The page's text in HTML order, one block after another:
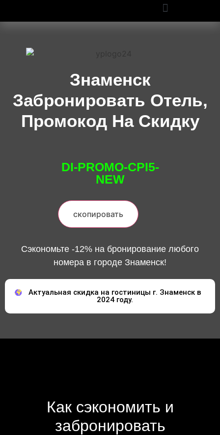
Знаменск
Забронировать Отель,
Промокод На Скидку
DI-PROMO-CPI5-
NEW
скопировать
Сэкономьте -12% на бронирование любого
номера в городе Знаменск!
Актуальная скидка на гостиницы г. Знаменск в
2024 году.
Как сэкономить и
забронировать